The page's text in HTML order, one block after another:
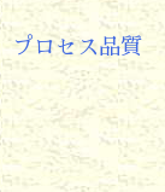
プロセス品質